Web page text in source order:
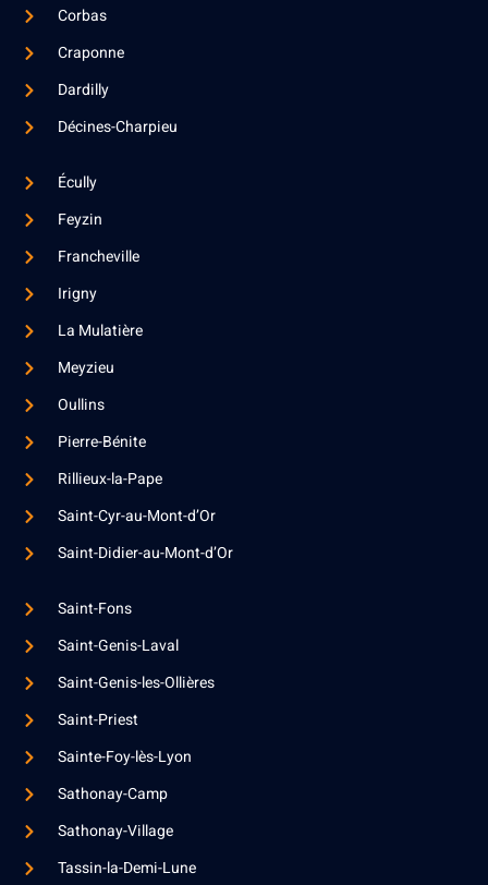
Corbas
Craponne
Dardilly
Décines-Charpieu
Écully
Feyzin
Francheville
Irigny
La Mulatière
Meyzieu
Oullins
Pierre-Bénite
Rillieux-la-Pape
Saint-Cyr-au-Mont-d’Or
Saint-Didier-au-Mont-d’Or
Saint-Fons
Saint-Genis-Laval
Saint-Genis-les-Ollières
Saint-Priest
Sainte-Foy-lès-Lyon
Sathonay-Camp
Sathonay-Village
Tassin-la-Demi-Lune